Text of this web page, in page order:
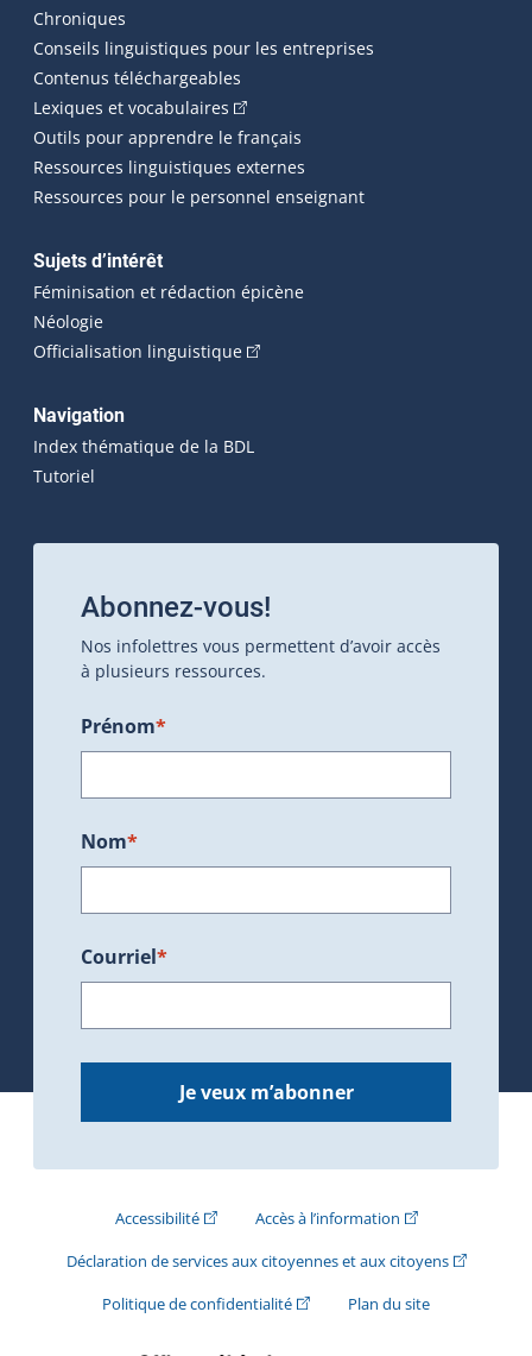
Chroniques
Conseils linguistiques pour les entreprises
Contenus téléchargeables
Lexiques et vocabulaires (Cet hyperlien externe s'ouvrira
Outils pour apprendre le français
Ressources linguistiques externes
Ressources pour le personnel enseignant
Sujets d’intérêt
Féminisation et rédaction épicène
Néologie
Officialisation linguistique(Cet hyperlien externe s'ouvrira
Navigation
Index thématique de la BDL
Tutoriel
Abonnez-vous!
Nos infolettres vous permettent d’avoir accès
à plusieurs ressources.
Prénom*
Nom*
Courriel*
Je veux m’abonner
Accessibilité(Cet hyperlien externe s'ouvrira dans une
Accès à l’information(Cet hyperlien
Déclaration de services aux citoyennes et aux citoyens(Cet
Politique de confidentialité(Cet hyperlien externe s'ouvrira
Plan du site